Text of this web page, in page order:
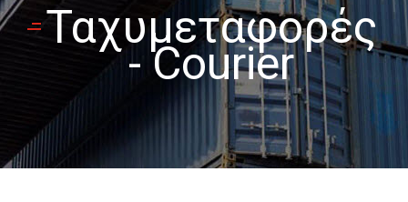
Ταχυμεταφορές
- Courier